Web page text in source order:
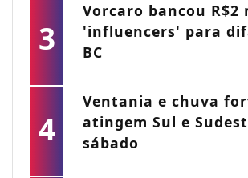
3
Vorcaro bancou R$2
'influencers' para
BC
4
Ventania e chuva
atingem Sul e
sábado